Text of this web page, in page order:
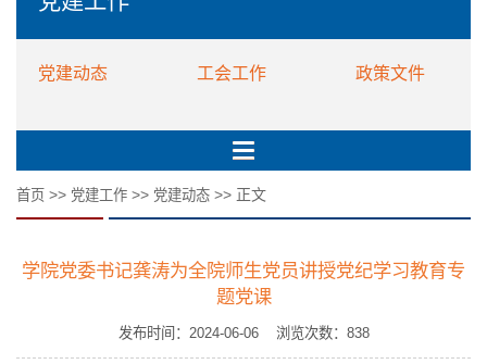
党建动态 工会工作 政策文件
首页 >> 党建工作 >> 党建动态 >> 正文
学院党委书记龚涛为全院师生党员讲授党纪学习教育专
题党课
发布时间：2024-06-06 浏览次数： 838